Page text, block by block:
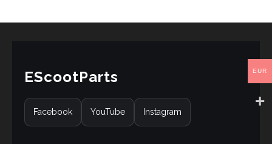
EScootParts
Facebook YouTube Instagram
EUR